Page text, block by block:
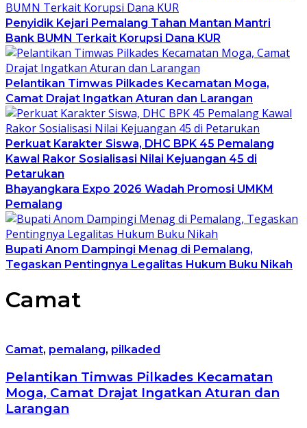
Penyidik Kejari Pemalang Tahan Mantan Mantri
Bank BUMN Terkait Korupsi Dana KUR
Pelantikan Timwas Pilkades Kecamatan Moga,
Camat Drajat Ingatkan Aturan dan Larangan
Perkuat Karakter Siswa, DHC BPK 45 Pemalang
Kawal Rakor Sosialisasi Nilai Kejuangan 45 di
Petarukan
Bhayangkara Expo 2026 Wadah Promosi UMKM
Pemalang
Bupati Anom Dampingi Menag di Pemalang,
Tegaskan Pentingnya Legalitas Hukum Buku Nikah
Camat
Camat, pemalang, pilkaded
Pelantikan Timwas Pilkades Kecamatan
Moga, Camat Drajat Ingatkan Aturan dan
Larangan